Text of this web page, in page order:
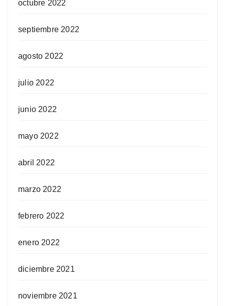
octubre 2022
septiembre 2022
agosto 2022
julio 2022
junio 2022
mayo 2022
abril 2022
marzo 2022
febrero 2022
enero 2022
diciembre 2021
noviembre 2021